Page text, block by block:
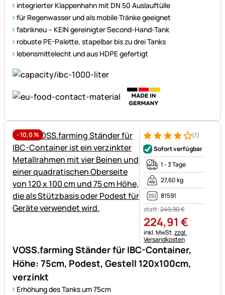
integrierter Klappenhahn mit DN 50 Auslauftülle
für Regenwasser und als mobile Tränke geeignet
fabrikneu – KEIN gereinigter Second-Hand-Tank
robuste PE-Palette, stapelbar bis zu drei Tanks
lebensmittelecht und aus HDPE gefertigt
-10,0%
VOSS.farming Ständer für IBC-Container,
Höhe: 75cm, Podest, Gestell 120x100cm,
verzinkt
Erhöhung des Tanks um 75cm
Bewertung: 4 von 5 (1
1 Bewertung
(1)
Sofort verfügbar
1 - 3 Tage
27,60 kg
81591
statt:249,90€
224,91 €
Steuerhinweis:
inkl. MwSt.zzgl.
Versandkosten